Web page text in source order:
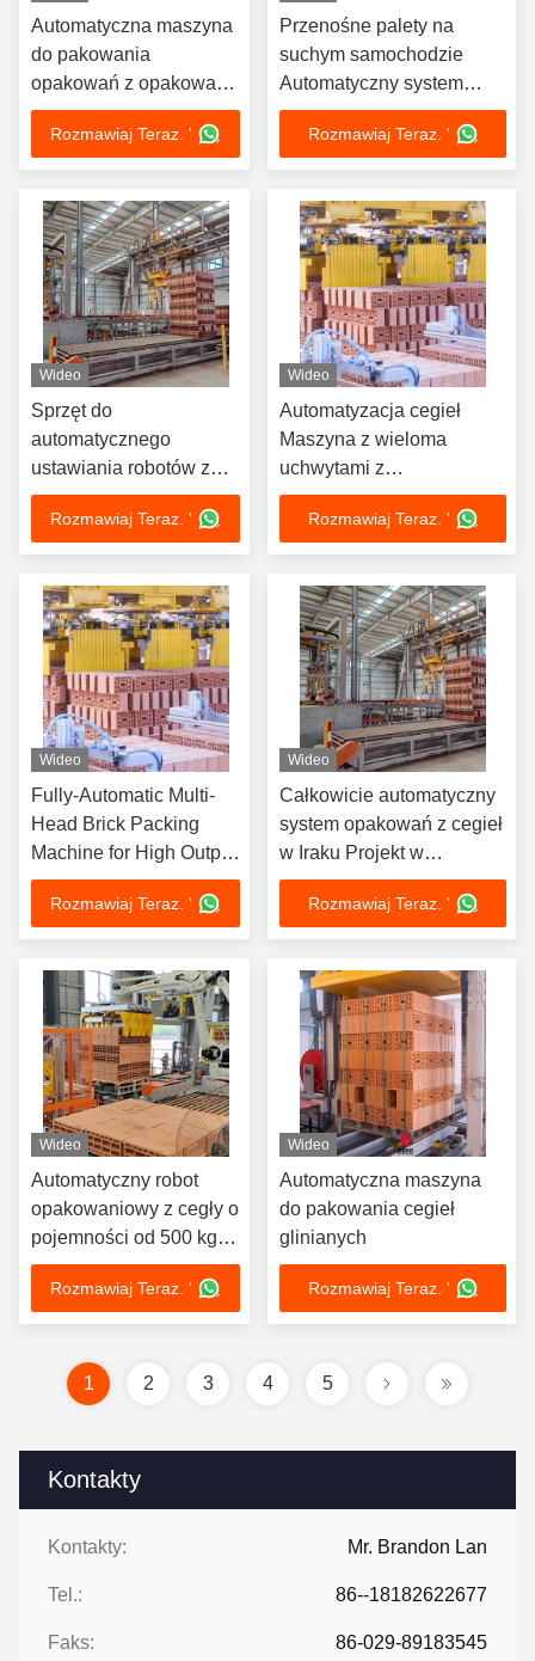
Kontakty
Kontakty: Mr. Brandon Lan
Tel.: 86--18182622677
Faks: 86-029-89183545
Automatyczna maszyna
do pakowania
opakowań z opakowań
z cegły o wysokiej
wydajności z
oszczędnościami
kosztów i silną ochroną
Rozmawiaj Teraz. '
Przenośne palety na
suchym samochodzie
Automatyczny system
załadunku i rozładunku
Opakowania ceglane
Rozmawiaj Teraz. '
Wideo
Sprzęt do
automatycznego
ustawiania robotów z
regulowanym uchwytem
w przemyśle
opakowaniowym 0,6 -
0,8Mpa
Rozmawiaj Teraz. '
Wideo
Automatyzacja cegieł
Maszyna z wieloma
uchwytami z
automatycznym
rozładunkiem cegieł,
aranżacją, grupowaniem i
pakowaniem
Rozmawiaj Teraz. '
Wideo
Fully-Automatic Multi-
Head Brick Packing
Machine for High Output
and Low Maintenance
Brick Production
Rozmawiaj Teraz. '
Wideo
Całkowicie automatyczny
system opakowań z cegieł
w Iraku Projekt w
Najimadin w Xi'an Brictec
Rozmawiaj Teraz. '
Wideo
Automatyczny robot
opakowaniowy z cegły o
pojemności od 500 kg
do 800 kg dla zgodności
przemysłu 4.0
Rozmawiaj Teraz. '
Wideo
Automatyczna maszyna
do pakowania cegieł
glinianych
Rozmawiaj Teraz. '
1 2 3 4 5